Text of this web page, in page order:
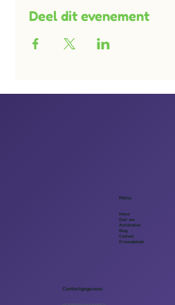
Deel dit evenement
Menu
Home
Over ons
Activiteiten
Blog
Contact
Privacybeleid
Contactgegevens